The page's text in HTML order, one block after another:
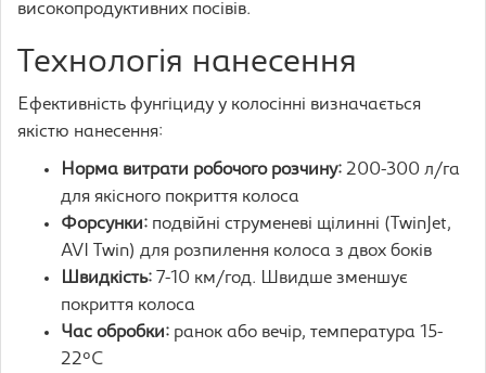
високопродуктивних посівів.
Технологія нанесення
Ефективність фунгіциду у колосінні визначається
якістю нанесення:
Норма витрати робочого розчину: 200-300 л/га
для якісного покриття колоса
Форсунки: подвійні струменеві щілинні (TwinJet,
AVI Twin) для розпилення колоса з двох боків
Швидкість: 7-10 км/год. Швидше зменшує
покриття колоса
Час обробки: ранок або вечір, температура 15-
22°C